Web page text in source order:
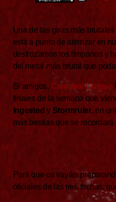
Una de las giras más
está a punto de aterrizar en
destrozarnos los tímpanos y
del metal más brutal que
Si amigos, Cannibal Corpse
finales de la semana que
Ingested y Stormruler, en
más bestias que se recordará
Para que os vayáis
oficiales de las tres fechas,